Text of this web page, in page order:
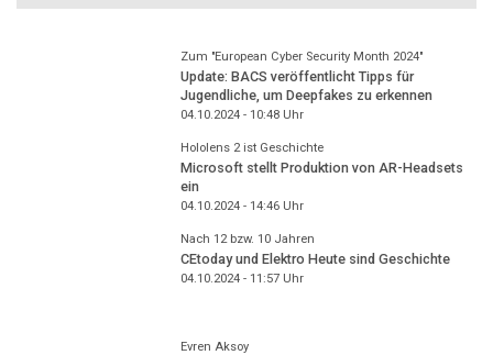
Zum "European Cyber Security Month 2024"
Update: BACS veröffentlicht Tipps für
Jugendliche, um Deepfakes zu erkennen
04.10.2024 - 10:48Uhr
Hololens 2 ist Geschichte
Microsoft stellt Produktion von AR-Headsets
ein
04.10.2024 - 14:46Uhr
Nach 12 bzw. 10 Jahren
CEtoday und Elektro Heute sind Geschichte
04.10.2024 - 11:57Uhr
Evren Aksoy